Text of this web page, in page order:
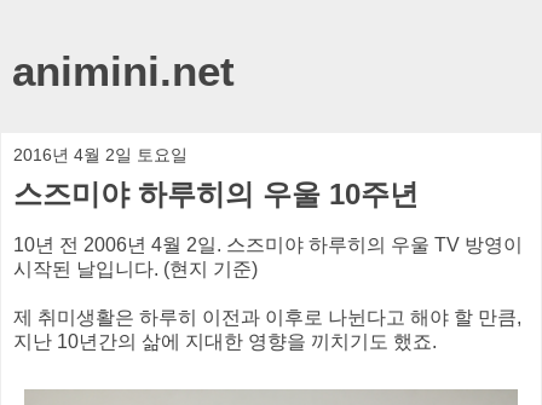
animini.net
2016년 4월 2일 토요일
스즈미야 하루히의 우울 10주년
10년 전 2006년 4월 2일. 스즈미야 하루히의 우울 TV 방영이
시작된 날입니다. (현지 기준)
제 취미생활은 하루히 이전과 이후로 나뉜다고 해야 할 만큼,
지난 10년간의 삶에 지대한 영향을 끼치기도 했죠.